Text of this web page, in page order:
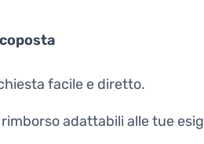
facile e diretto.
adattabili alle tue